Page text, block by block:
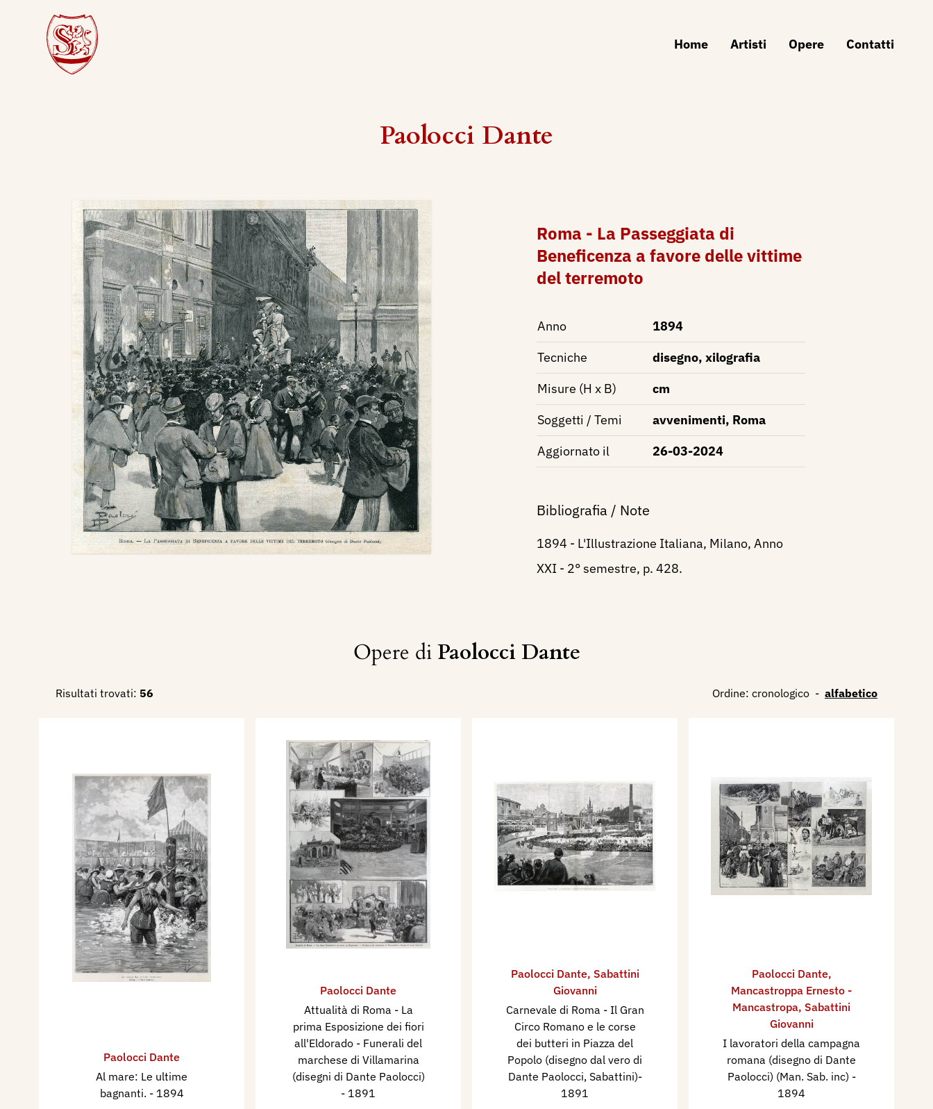
Home Artisti Opere Contatti
Paolocci Dante
Roma - La Passeggiata di
Beneficenza a favore delle vittime
del terremoto
Anno
1894
Tecniche
disegno, xilografia
Misure (H x B)
cm
Soggetti / Temi
avvenimenti, Roma
Aggiornato il
26-03-2024
Bibliografia / Note
1894 - L'Illustrazione Italiana, Milano, Anno
XXI - 2° semestre, p. 428.
Opere diPaolocci Dante
Risultati trovati: 56 Ordine: cronologico - alfabetico
Paolocci Dante
Al mare: Le ultime
bagnanti. - 1894
Paolocci Dante
Attualità di Roma - La
prima Esposizione dei fiori
all'Eldorado - Funerali del
marchese di Villamarina
(disegni di Dante Paolocci)
- 1891
Paolocci Dante, Sabattini
Giovanni
Carnevale di Roma - Il Gran
Circo Romano e le corse
dei butteri in Piazza del
Popolo (disegno dal vero di
Dante Paolocci, Sabattini)​-
1891
Paolocci Dante,
Mancastroppa Ernesto -
Mancastropa, Sabattini
Giovanni
I lavoratori della campagna
romana (disegno di Dante
Paolocci) (Man. Sab. inc) -
1894